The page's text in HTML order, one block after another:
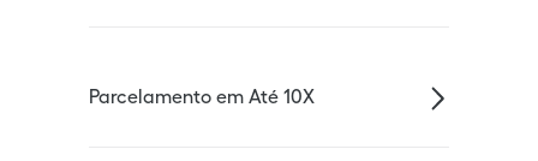
Parcelamento em Até 10X